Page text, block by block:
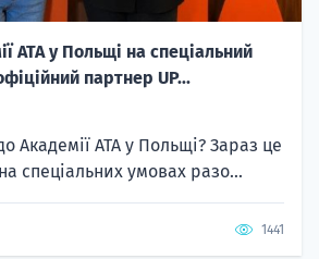
ATA у Польщі на спеціальний
партнер UP...
Академії ATA у Польщі? Зараз це
спеціальних умовах разо...
1441